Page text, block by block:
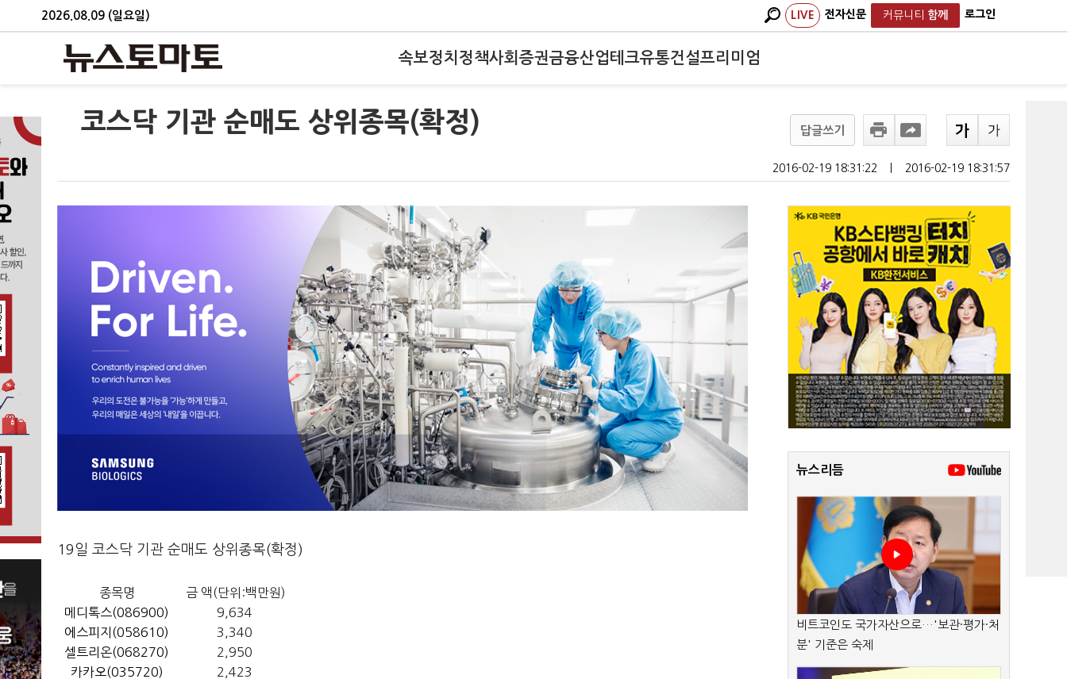
2026.08.09 (일요일) LIVE 전자신문 커뮤니티 함께 로그인
속보정치 정책사회 증권금융산업테크유통건설프리미엄
코스닥 기관 순매도 상위종목(확정) 답글쓰기
2016-02-19 18:31:22 2016-02-19 18:31:57
19일 코스닥 기관 순매도 상위종목(확정)
종목명
금 액(단위:백만원)
메디톡스(086900)
9,634
에스피지(058610)
3,340
셀트리온(068270)
2,950
카카오(035720)
2,423
뉴스리듬
비트코인도 국가자산으로…'보관·평가·처
분' 기준은 숙제